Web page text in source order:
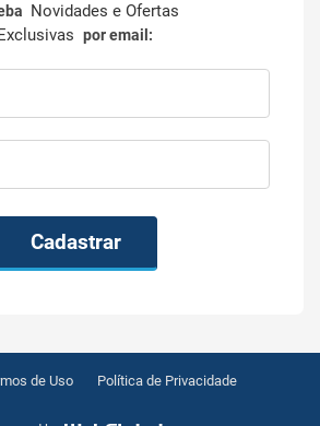
Novidades e Ofertas
por email:
Cadastrar
de Uso Política de Privacidade